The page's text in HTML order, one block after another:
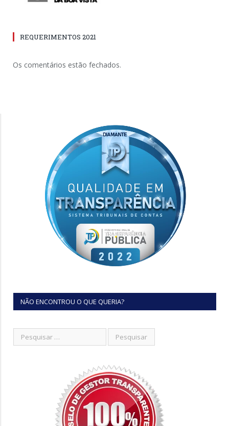
REQUERIMENTOS 2021
Os comentários estão fechados.
NÃO ENCONTROU O QUE QUERIA?